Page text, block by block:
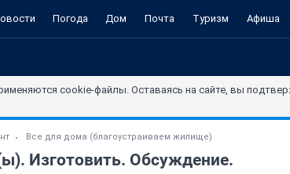
Погода Дом Почта Туризм Афиша
cookie-файлы. Оставаясь на сайте, вы
Все для дома (благоустраиваем жилище)
Изготовить. Обсуждение.